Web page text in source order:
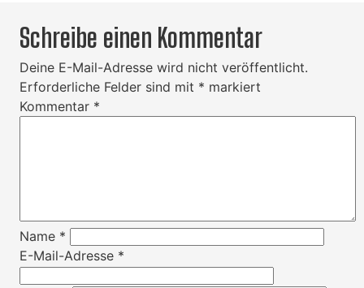
Schreibe einen Kommentar
Deine E-Mail-Adresse wird nicht veröffentlicht.
Erforderliche Felder sind mit * markiert
Kommentar *
Name *
E-Mail-Adresse *